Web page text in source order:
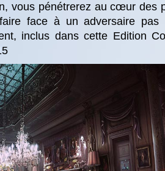
vous pénétrerez au cœur des
face à un adversaire pas
inclus dans cette Edition